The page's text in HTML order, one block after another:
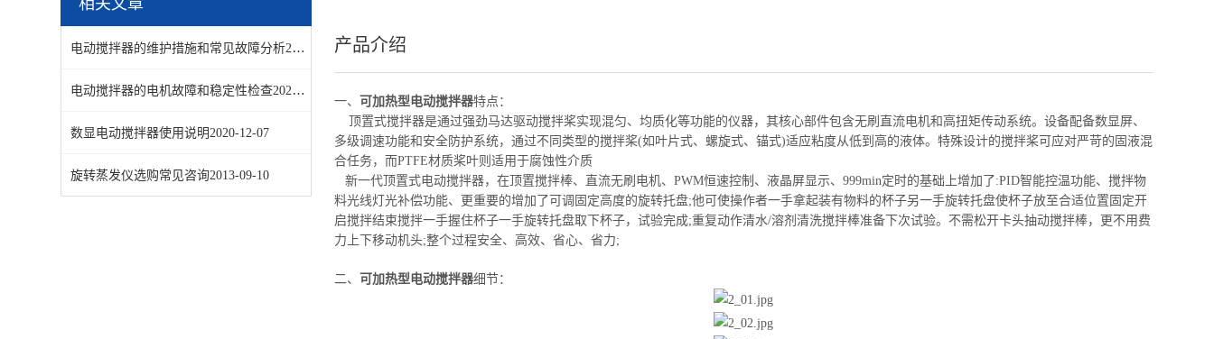
相关文章
电动搅拌器的维护措施和常见故障分析2021-07-08
电动搅拌器的电机故障和稳定性检查2021-05-08
数显电动搅拌器使用说明2020-12-07
旋转蒸发仪选购常见咨询2013-09-10
产品介绍
一、 可加热型电动搅拌器特点：
顶置式搅拌器是通过强劲马达驱动搅拌桨实现混匀、均质化等功能的仪器，其核心部件包含无刷直流电机和高扭矩传动系统。设备配备数显屏、
多级调速功能和安全防护系统，通过不同类型的搅拌桨(如叶片式、螺旋式、锚式)适应粘度从低到高的液体。特殊设计的搅拌桨可应对严苛的固液混
合任务，而PTFE材质桨叶则适用于腐蚀性介质
新一代顶置式电动搅拌器，在顶置搅拌棒、直流无刷电机、PWM恒速控制、液晶屏显示、999min定时的基础上增加了:PID智能控温功能、搅拌物
料光线灯光补偿功能、更重要的增加了可调固定高度的旋转托盘;他可使操作者一手拿起装有物料的杯子另一手旋转托盘使杯子放至合适位置固定开
启搅拌结束搅拌一手握住杯子一手旋转托盘取下杯子，试验完成;重复动作清水/溶剂清洗搅拌棒准备下次试验。不需松开卡头抽动搅拌棒，更不用费
力上下移动机头;整个过程安全、高效、省心、省力;
二、 可加热型电动搅拌器细节：